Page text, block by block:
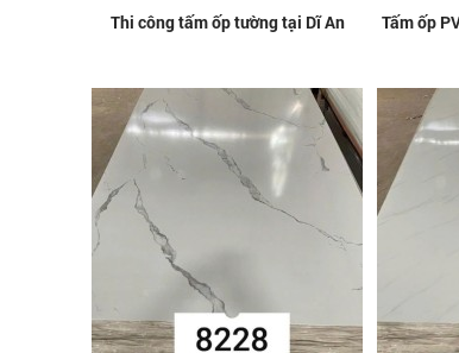
Thi công tấm ốp tường tại Dĩ An
Tấm ốp